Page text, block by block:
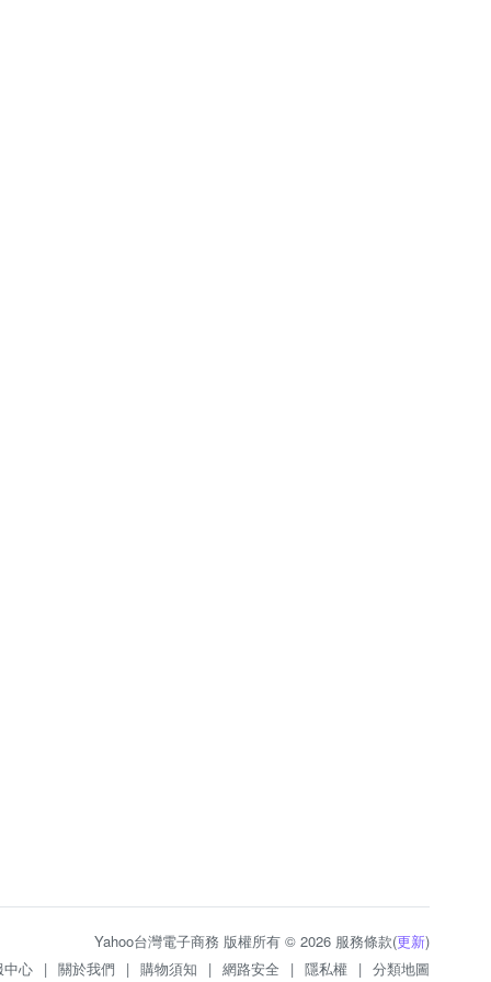
Yahoo台灣電子商務 版權所有 © 2026 服務條款(更新)
中心 | 關於我們 | 購物須知 | 網路安全 | 隱私權 | 分類地圖